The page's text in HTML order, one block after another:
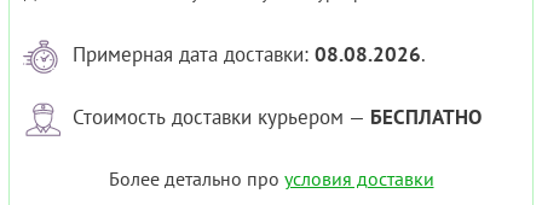
Примерная дата доставки: 08.08.2026.
Стоимость доставки курьером — БЕСПЛАТНО
Более детально про условия доставки